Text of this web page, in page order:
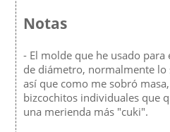
Notas
- El molde que he usado para
de diámetro, normalmente
así que como me sobró
bizcochitos individuales que
una merienda más "cuki".